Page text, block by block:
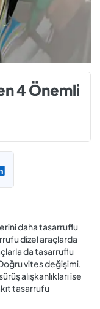
4 Önemli
daha tasarruflu
dizel araçlarda
da tasarruflu
vites değişimi,
alışkanlıkları ise
tasarrufu